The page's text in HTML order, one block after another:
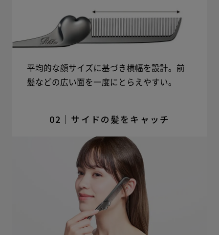
平均的な顔サイズに基づき横幅を設計。前
髪などの広い面を一度にとらえやすい。
02｜サイドの髪をキャッチ